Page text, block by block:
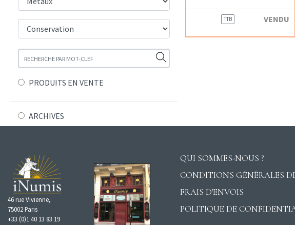
PRODUITS EN VENTE
ARCHIVES
TTB VENDU
46 rue Vivienne,
75002 Paris
+33 (0)1 40 13 83 19
QUI SOMMES-NOUS ?
CONDITIONS GÉNÉRALES
FRAIS D'ENVOIS
POLITIQUE DE